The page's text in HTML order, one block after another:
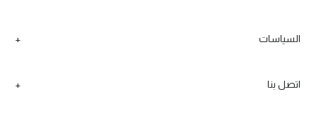
السياسات
اتصل بنا